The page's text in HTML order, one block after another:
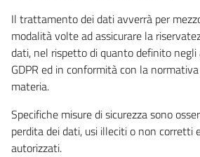
Il trattamento dei dati avverrà per
modalità volte ad assicurare la
dati, nel rispetto di quanto definito negli
GDPR ed in conformità con la
materia.
Specifiche misure di sicurezza sono
perdita dei dati, usi illeciti o non corretti
autorizzati.